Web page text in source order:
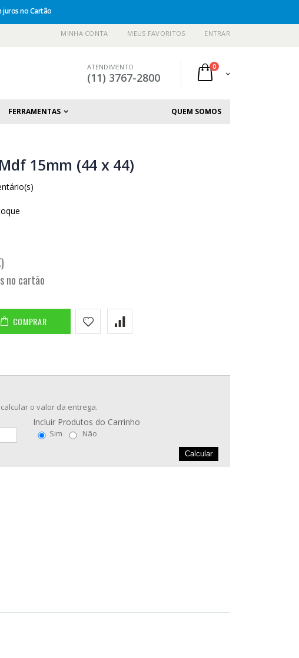
juros no Cartão
MINHA CONTA MEUS FAVORITOS ENTRAR
ATENDIMENTO
(11) 3767-2800
0
FERRAMENTAS QUEM SOMOS
15mm (44 x 44)
no cartão
COMPRAR
o valor da entrega.
Incluir Produtos do Carrinho
Sim Não
Calcular